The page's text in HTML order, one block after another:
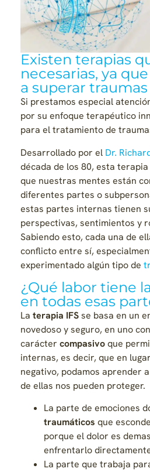
Existen terapias
necesarias, ya
a superar traumas
Si prestamos especial
por su enfoque terapéutico
para el tratamiento de
Desarrollado por el Dr.
década de los 80, esta
que nuestras mentes están
diferentes partes o
estas partes internas tienen
perspectivas, sentimientos y
Sabiendo esto, cada una de
conflicto entre sí,
experimentado algún tipo de
¿Qué labor tiene
en todas esas
La terapia IFSse basa en un
novedoso y seguro, en uno
carácter compasivoque
internas, es decir, que en
negativo, podamos aprender
de ellas nos pueden proteger.
La parte de emociones
traumáticos que
porque el dolor es
enfrentarlo
La parte que trabaja